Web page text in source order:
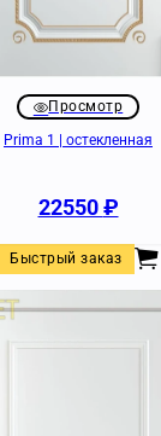
Просмотр
Prima 1 | остекленная
22550₽
Быстрый заказ